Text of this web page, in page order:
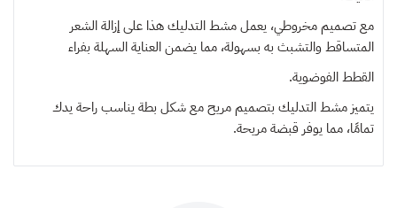
مع تصميم مخروطي، يعمل مشط التدليك هذا على إزالة الشعر
المتساقط والتشبث به بسهولة، مما يضمن العناية السهلة بفراء
القطط الفوضوية.
يتميز مشط التدليك بتصميم مريح مع شكل بطة يناسب راحة يدك
تمامًا، مما يوفر قبضة مريحة.